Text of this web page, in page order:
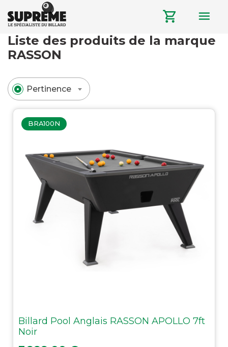
shopping_cart
menu
Liste des produits de la marque
RASSON
Pertinence
BRA100N
Billard Pool Anglais RASSON APOLLO 7ft
Noir